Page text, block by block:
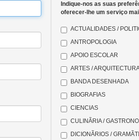
Indique-nos as suas
oferecer-lhe um serviço
ACTUALIDADES /
ANTROPOLOGIA
APOIO ESCOLAR
ARTES /
BANDA DESENHADA
BIOGRAFIAS
CIENCIAS
CULINÃRIA /
DICIONÃRIOS /